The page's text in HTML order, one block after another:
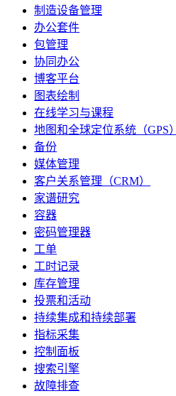
制造设备管理
办公套件
包管理
协同办公
博客平台
图表绘制
在线学习与课程
地图和全球定位系统（GPS）
备份
媒体管理
客户关系管理（CRM）
家谱研究
容器
密码管理器
工单
工时记录
库存管理
投票和活动
持续集成和持续部署
指标采集
控制面板
搜索引擎
故障排查